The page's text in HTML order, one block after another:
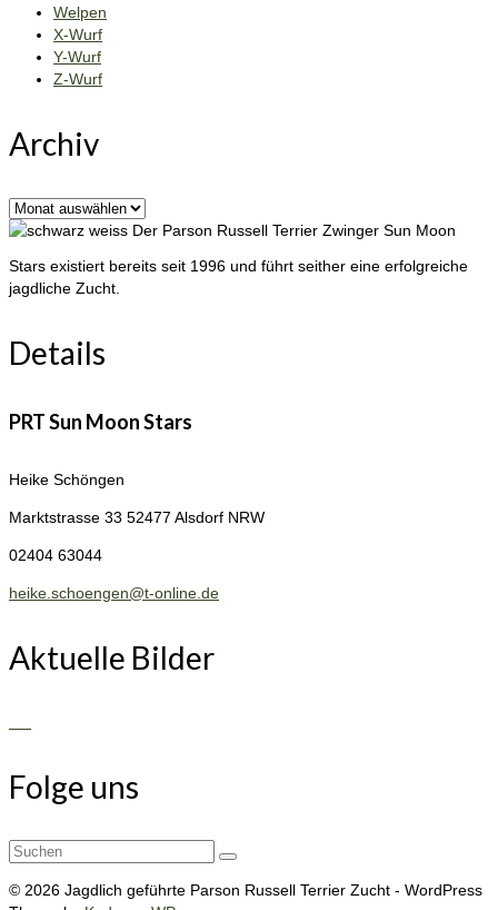
Welpen
X-Wurf
Y-Wurf
Z-Wurf
Archiv
Archiv
Der Parson Russell Terrier Zwinger Sun Moon
Stars existiert bereits seit 1996 und führt seither eine erfolgreiche
jagdliche Zucht.
Details
PRT Sun Moon Stars
Heike Schöngen
Marktstrasse 33 52477 Alsdorf NRW
02404 63044
heike.schoengen@t-online.de
Aktuelle Bilder
Folge uns
Suchen
© 2026 Jagdlich geführte Parson Russell Terrier Zucht - WordPress